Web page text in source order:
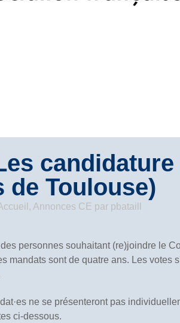
candidature
de Toulouse)
, Annonces CE par pbataill
personnes souhaitant (re)joindre le
mandats sont de quatre ans. Les votes
ne se présenteront pas
ci-dessous.